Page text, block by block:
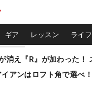
ギア レッスン ライフ
アンはロフト角で選べ！